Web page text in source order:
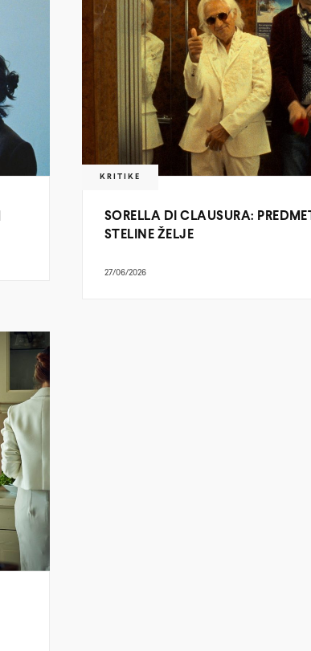
KRITIKE
SORELLA DI CLAUSURA: PREDMET
STELINE ŽELJE
27/06/2026